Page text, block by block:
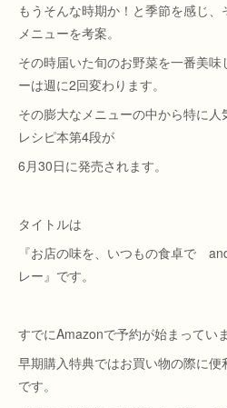
もうそんな時期か！と季節を感じ
メニューを考案。
その時届いた旬のお野菜を一番美
ーは週に2回変わります。
その膨大なメニューの中から特に
レシピ本第4段が
6月30日に発売されます。
タイトルは
『お店の味を、いつもの食卓で
レー』です。
すでにAmazonで予約が始まっていま
早期購入特典ではお買い物の際に
です。